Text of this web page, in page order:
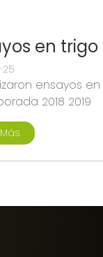
en trigo
25
ensayos
2018 2019